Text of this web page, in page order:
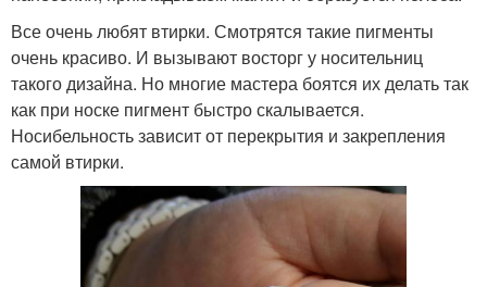
Все очень любят втирки. Смотрятся такие пигменты
очень красиво. И вызывают восторг у носительниц
такого дизайна. Но многие мастера боятся их делать так
как при носке пигмент быстро скалывается.
Носибельность зависит от перекрытия и закрепления
самой втирки.